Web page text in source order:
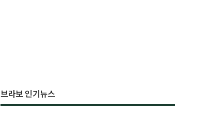
브라보 인기뉴스